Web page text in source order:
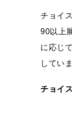
チョイ
90以上
に応じ
してい
チョイ